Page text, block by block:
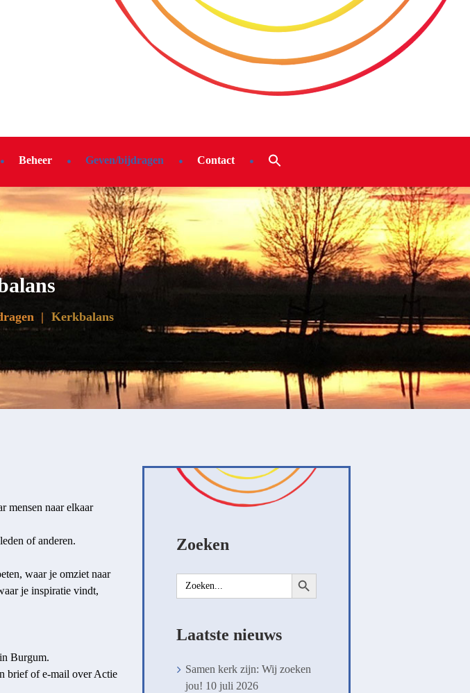
Beheer Geven/bijdragen Contact
Kerkbalans
mensen naar elkaar
of anderen.
waar je omziet naar
je inspiratie vindt,
Burgum.
brief of e-mail over Actie
Zoeken
naar:
Zoekknop
Laatste nieuws
Samen kerk zijn: Wij zoeken
jou! 10 juli 2026